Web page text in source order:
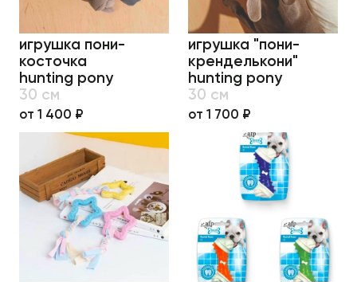
игрушка пони-
косточка
hunting pony
30 см
от 1 400 ₽
игрушка "пони-
кренделькони"
hunting pony
30 см
от 1 700 ₽